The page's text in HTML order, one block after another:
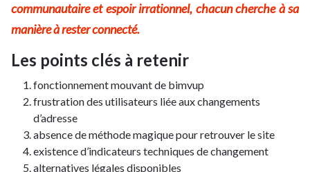
communautaire et espoir irrationnel, chacun cherche à sa
manière à rester connecté.
Les points clés à retenir
fonctionnement mouvant de bimvup
frustration des utilisateurs liée aux changements
d’adresse
absence de méthode magique pour retrouver le site
existence d’indicateurs techniques de changement
alternatives légales disponibles